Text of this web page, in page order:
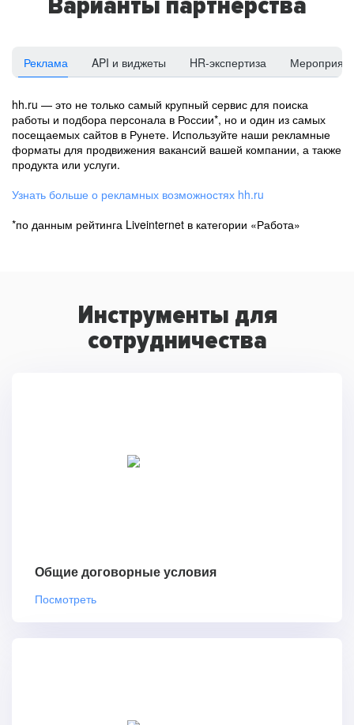
Реклама API и виджеты HR-экспертиза
hh.ru — это не только самый крупный сервис для поиска
работы и подбора персонала в России*, но и один из самых
посещаемых сайтов в Рунете. Используйте наши рекламные
форматы для продвижения вакансий вашей компании, а также
продукта или услуги.
Узнать больше о рекламных возможностях hh.ru
*по данным рейтинга Liveinternet в категории «Работа»
Инструменты для
сотрудничества
Общие договорные условия
Посмотреть